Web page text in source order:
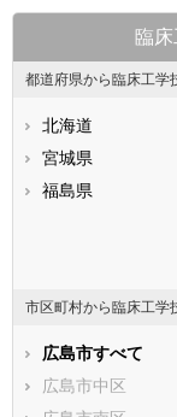
臨
都道府県から臨床工学
北海道
宮城県
福島県
石川県
静岡県
滋賀県
市区町村から臨床工学
広島市すべて
広島市中区